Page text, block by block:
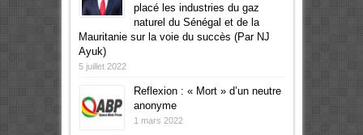
placé les industries du gaz
naturel du Sénégal et de la
Mauritanie sur la voie du succès (Par NJ
Ayuk)
5 juillet 2022
Reflexion : « Mort » d’un neutre
anonyme
1 mars 2022